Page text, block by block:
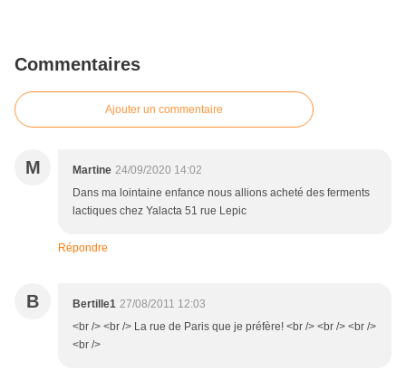
Commentaires
Ajouter un commentaire
M Martine 24/09/2020 14:02
Dans ma lointaine enfance nous allions acheté des ferments
lactiques chez Yalacta 51 rue Lepic
Répondre
B Bertille1 27/08/2011 12:03
<br /> <br /> La rue de Paris que je préfère! <br /> <br /> <br />
<br />